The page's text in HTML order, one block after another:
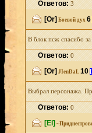
Ответов:3
[Or] Боевой дух 6
В блок псж спасибо
Ответов:0
[Or] JIenDaL 10
Выбрал персонажа.
Ответов:0
[El]